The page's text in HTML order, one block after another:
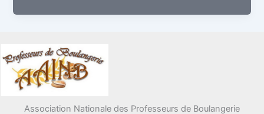
Association Nationale des Professeurs de Boulangerie